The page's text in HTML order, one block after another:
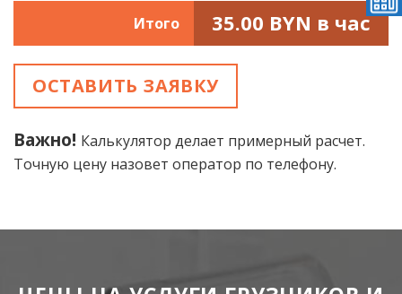
Итого 35.00 BYN в час
ОСТАВИТЬ ЗАЯВКУ
Важно! Калькулятор делает примерный расчет.
Точную цену назовет оператор по телефону.